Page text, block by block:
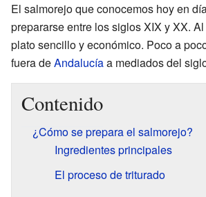
El salmorejo que conocemos hoy en
prepararse entre los siglos XIX y XX.
plato sencillo y económico. Poco a
fuera deAndalucíaa mediados del
Contenido
¿Cómo se prepara el salmorejo?
Ingredientes principales
El proceso de triturado